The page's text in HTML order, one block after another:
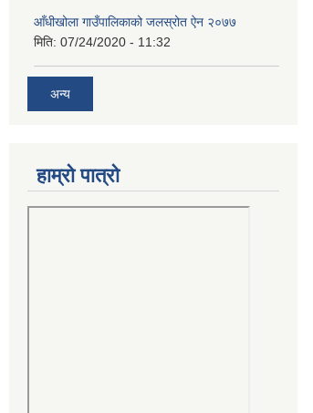
आँधीखोला गाउँपालिकाको जलस्रोत ऐन २०७७
मिति: 07/24/2020 - 11:32
अन्य
हाम्रो पात्रो